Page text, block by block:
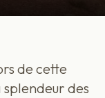
de cette
des